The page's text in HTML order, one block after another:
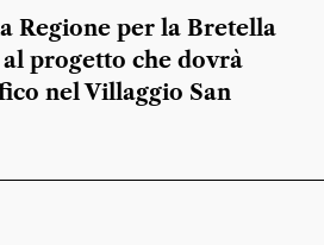
Regione per la Bretella
progetto che dovrà
nel Villaggio San